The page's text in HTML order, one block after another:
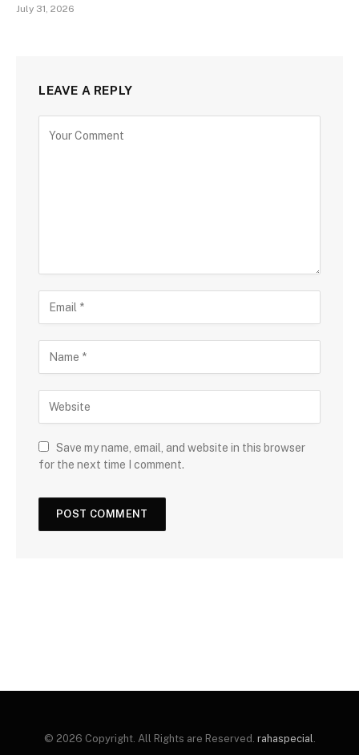
July 31, 2026
LEAVE A REPLY
Save my name, email, and website in this browser
for the next time I comment.
© 2026 Copyright. All Rights are Reserved. rahaspecial